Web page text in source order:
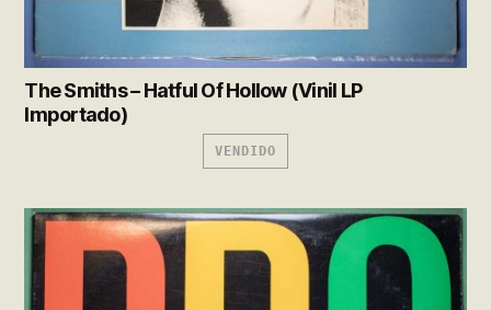
The Smiths – Hatful Of Hollow (Vinil LP
Importado)
VENDIDO